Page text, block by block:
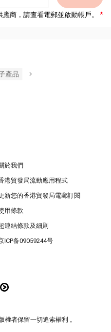
商，請查看電郵並啟動帳戶。
產品
於我們
港貿發局流動應用程式
新您的香港貿發局電郵訂閱
用條款
連結條款及細則
ICP备09059244号
權者保留一切追索權利 。